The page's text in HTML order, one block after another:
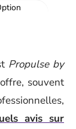
Propulse by
souvent
avis sur